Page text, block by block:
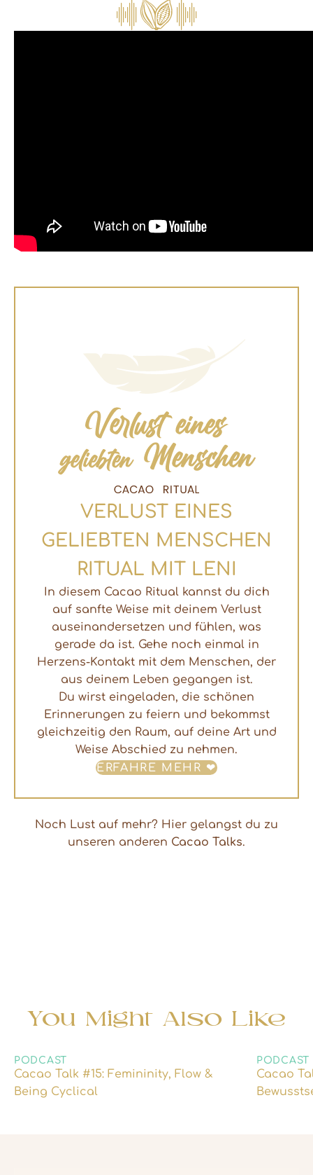
VERLUST EINES
GELIEBTEN MENSCHEN
RITUAL MIT LENI
In diesem Cacao Ritual kannst du dich
auf sanfte Weise mit deinem Verlust
auseinandersetzen und fühlen, was
gerade da ist. Gehe noch einmal in
Herzens-Kontakt mit dem Menschen, der
aus deinem Leben gegangen ist.
Du wirst eingeladen, die schönen
Erinnerungen zu feiern und bekommst
gleichzeitig den Raum, auf deine Art und
Weise Abschied zu nehmen.
ERFAHRE MEHR ❤
Noch Lust auf mehr? Hier gelangst du zu
unseren anderen Cacao Talks.
You Might Also Like
PODCAST
Cacao Talk #15: Femininity, Flow &
Being Cyclical
PODCAST
Cacao